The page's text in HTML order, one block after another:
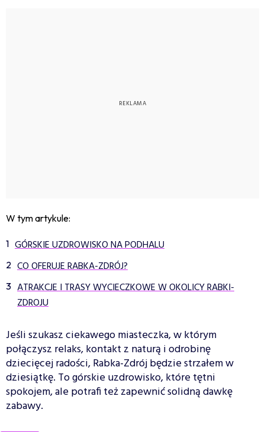
W tym artykule:
GÓRSKIE UZDROWISKO NA PODHALU
CO OFERUJE RABKA-ZDRÓJ?
ATRAKCJE I TRASY WYCIECZKOWE W OKOLICY RABKI-
ZDROJU
Jeśli szukasz ciekawego miasteczka, w którym
połączysz relaks, kontakt z naturą i odrobinę
dziecięcej radości, Rabka-Zdrój będzie strzałem w
dziesiątkę. To górskie uzdrowisko, które tętni
spokojem, ale potrafi też zapewnić solidną dawkę
zabawy.